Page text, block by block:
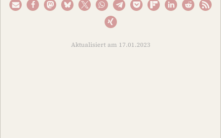
Aktualisiert am 17.01.2023